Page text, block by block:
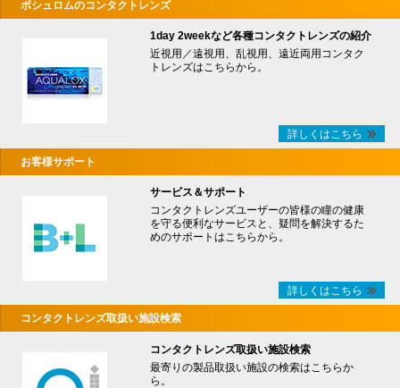
ボシュロムのコンタクトレンズ
1day 2weekなど各種コンタクトレンズの紹介
近視用／遠視用、乱視用、遠近両用コンタク
トレンズはこちらから。
詳しくはこちら
お客様サポート
サービス＆サポート
コンタクトレンズユーザーの皆様の瞳の健康
を守る便利なサービスと、疑問を解決するた
めのサポートはこちらから。
詳しくはこちら
コンタクトレンズ取扱い施設検索
コンタクトレンズ取扱い施設検索
最寄りの製品取扱い施設の検索はこちらか
ら。